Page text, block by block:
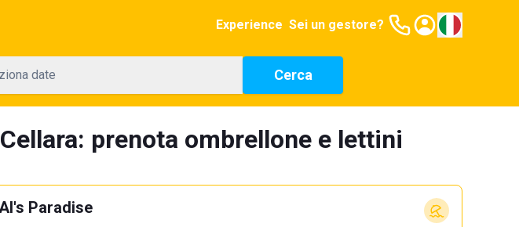
Experience Sei un gestore?
date Cerca
prenota ombrellone e lettini
Paradise